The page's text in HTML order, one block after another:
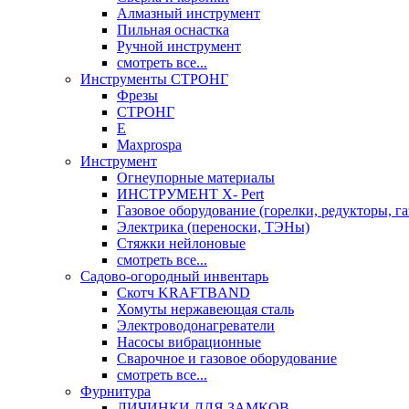
Алмазный инструмент
Пильная оснастка
Ручной инструмент
смотреть все...
Инструменты СТРОНГ
Фрезы
СТРОНГ
Е
Maxprospa
Инструмент
Огнеупорные материалы
ИНСТРУМЕНТ X- Pert
Газовое оборудование (горелки, редукторы,
Электрика (переноски, ТЭНы)
Стяжки нейлоновые
смотреть все...
Садово-огородный инвентарь
Скотч KRAFTBAND
Хомуты нержавеющая сталь
Электроводонагреватели
Насосы вибрационные
Сварочное и газовое оборудование
смотреть все...
Фурнитура